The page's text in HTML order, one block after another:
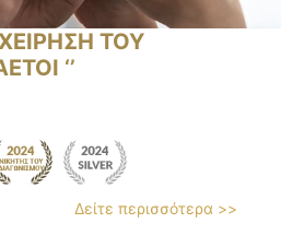
ΤΟΥ
‘’
Δείτε περισσότερα >>